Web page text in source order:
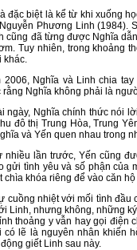
đặc biệt là kể từ khi xuống
Phương Linh (1984).
cũng đã từng được Nghĩa
Tuy nhiên, trong khoảng
khác.
2006, Nghĩa và Linh chia
rằng Nghĩa không phải là
ngày, Nghĩa chính thức nói
đô thị Trung Hòa, Trung
và Yến quen nhau trong
nhiều lần trước, Yến cũng
gửi tình yêu và số phận của
chìa khóa riêng để vào căn
cuồng nhiệt với mối tình đầu
Linh, nhưng không, những
thoảng y vẫn hay gọi điện
có lẽ là nguyên nhân khiến
giết Linh sau này.